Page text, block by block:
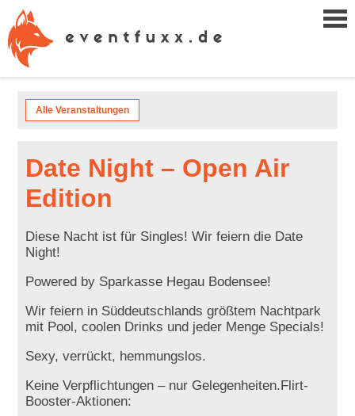
Alle Veranstaltungen
Date Night – Open Air
Edition
Diese Nacht ist für Singles! Wir feiern die Date
Night!
Powered by Sparkasse Hegau Bodensee!
Wir feiern in Süddeutschlands größtem Nachtpark
mit Pool, coolen Drinks und jeder Menge Specials!
Sexy, verrückt, hemmungslos.
Keine Verpflichtungen – nur Gelegenheiten.Flirt-
Booster-Aktionen: